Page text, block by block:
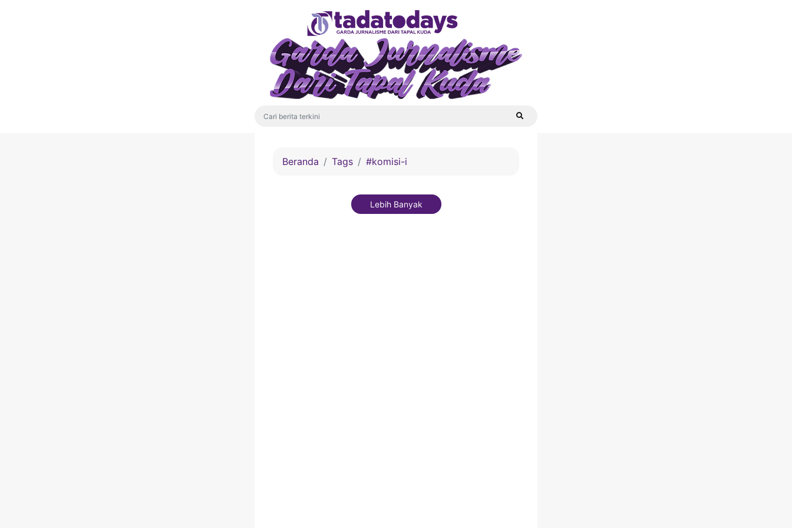
Beranda Tags #komisi-i
Lebih Banyak